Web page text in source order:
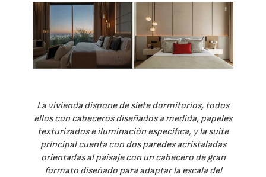
La vivienda dispone de siete dormitorios, todos
ellos con cabeceros diseñados a medida, papeles
texturizados e iluminación específica, y la suite
principal cuenta con dos paredes acristaladas
orientadas al paisaje con un cabecero de gran
formato diseñado para adaptar la escala del